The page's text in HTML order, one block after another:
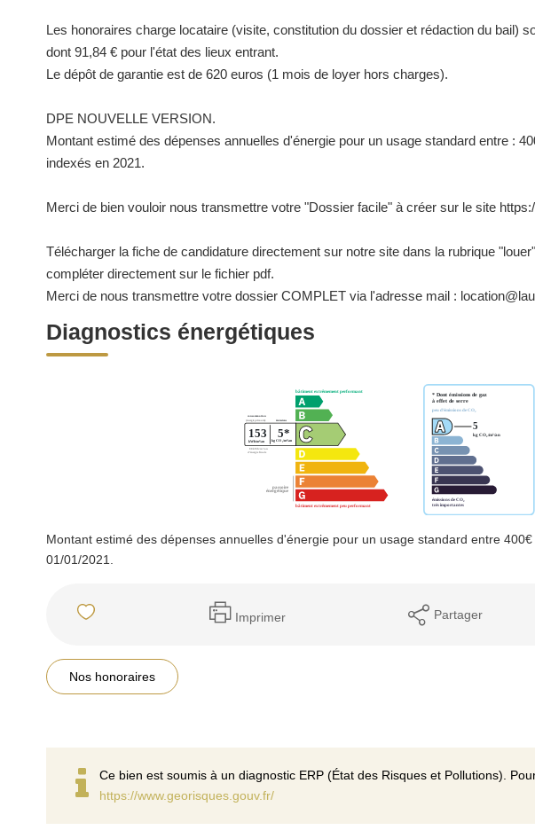
Les honoraires charge locataire (visite, constitution du dossier et rédaction du bail)
dont 91,84 € pour l'état des lieux entrant.
Le dépôt de garantie est de 620 euros (1 mois de loyer hors charges).
DPE NOUVELLE VERSION.
Montant estimé des dépenses annuelles d'énergie pour un usage standard entre :
indexés en 2021.
Merci de bien vouloir nous transmettre votre "Dossier facile" à créer sur le site
Télécharger la fiche de candidature directement sur notre site dans la rubrique
compléter directement sur le fichier pdf.
Merci de nous transmettre votre dossier COMPLET via l'adresse mail :
Diagnostics énergétiques
Montant estimé des dépenses annuelles d'énergie pour un usage standard entre
01/01/2021.
Imprimer Partager
Nos honoraires
Ce bien est soumis à un diagnostic ERP (État des Risques et Pollutions).
https://www.georisques.gouv.fr/